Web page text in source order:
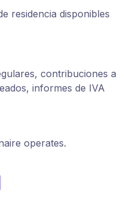
residencia disponibles
contribuciones a
informes de IVA
operates.